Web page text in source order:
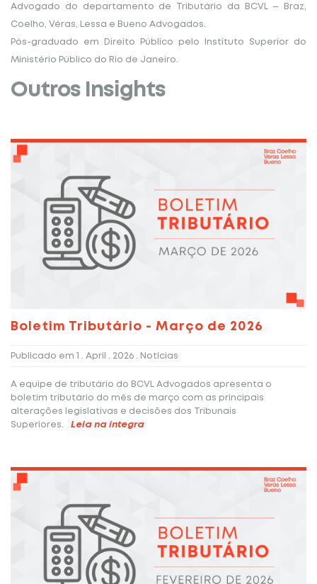
Advogado do departamento de Tributário da BCVL – Braz,
Coelho, Véras, Lessa e Bueno Advogados.
Pós-graduado em Direito Público pelo Instituto Superior do
Ministério Público do Rio de Janeiro.
Outros Insights
Boletim Tributário - Março de 2026
Publicado em 1 . April . 2026 . Notícias
A equipe de tributário do BCVL Advogados apresenta o
boletim tributário do mês de março com as principais
alterações legislativas e decisões dos Tribunais
Superiores.
Leia na íntegra